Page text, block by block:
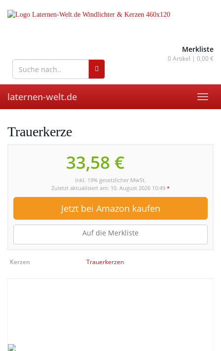
Merkliste
0Artikel | 0,00 €
laternen-welt.de
Trauerkerze
33,58 €
inkl. 19% gesetzlicher MwSt.
Zuletzt aktualisiert am: 10. August 2026 10:49 *
Jetzt bei Amazon kaufen
Auf die Merkliste
Kerzen Trauerkerzen